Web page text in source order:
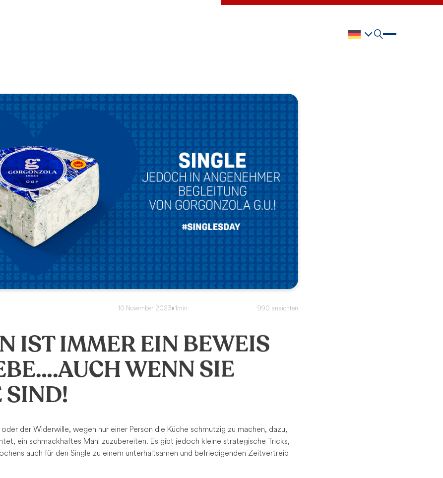
10 November 2023•1min 990 ansichten
IST IMMER EIN BEWEIS
WENN SIE
SIND!
der Widerwille, wegen nur einer Person die Küche schmutzig zu machen, dazu,
ein schmackhaftes Mahl zuzubereiten. Es gibt jedoch kleine strategische Tricks,
auch für den Single zu einem unterhaltsamen und befriedigenden Zeitvertreib